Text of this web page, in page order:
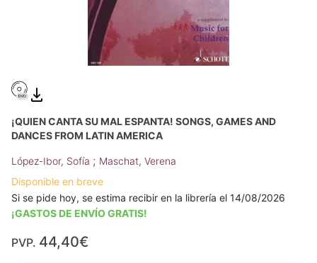
¡QUIEN CANTA SU MAL ESPANTA! SONGS, GAMES AND
DANCES FROM LATIN AMERICA
López-Ibor, Sofía ; Maschat, Verena
Disponible en breve
Si se pide hoy, se estima recibir en la librería el 14/08/2026
¡GASTOS DE ENVÍO GRATIS!
PVP. 44,40€